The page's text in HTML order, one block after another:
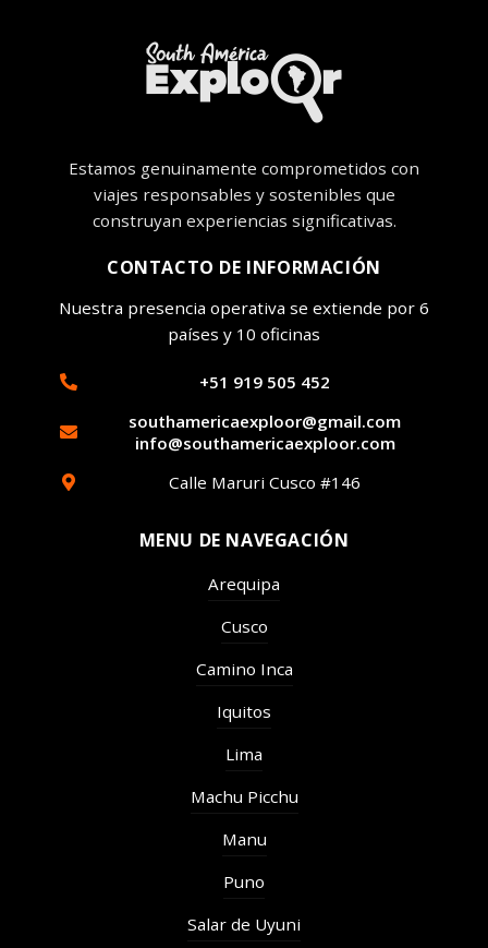
Estamos genuinamente comprometidos con
viajes responsables y sostenibles que
construyan experiencias significativas.
CONTACTO DE INFORMACIÓN
Nuestra presencia operativa se extiende por 6
países y 10 oficinas
+51 919 505 452
southamericaexploor@gmail.com
info@southamericaexploor.com
Calle Maruri Cusco #146
MENU DE NAVEGACIÓN
Arequipa
Cusco
Camino Inca
Iquitos
Lima
Machu Picchu
Manu
Puno
Salar de Uyuni